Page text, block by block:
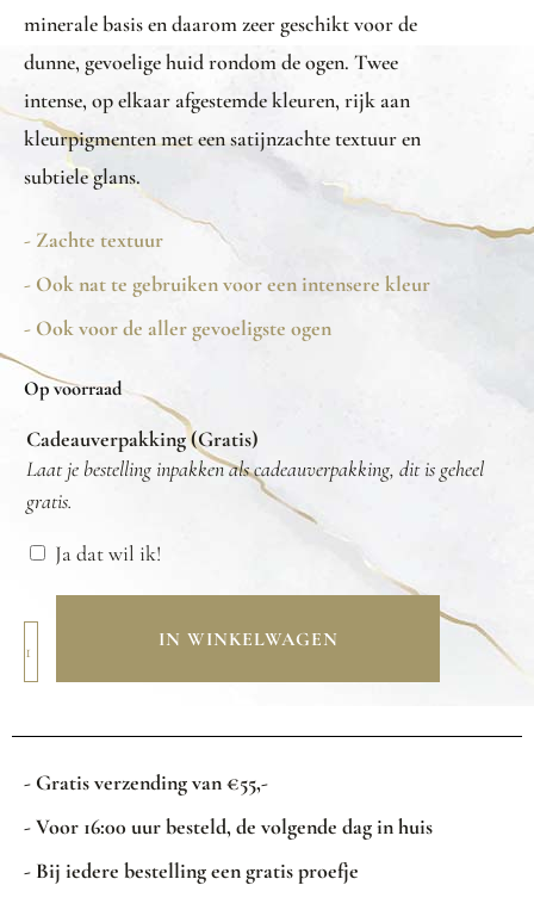
minerale basis en daarom zeer geschikt voor de
dunne, gevoelige huid rondom de ogen. Twee
intense, op elkaar afgestemde kleuren, rijk aan
kleurpigmenten met een satijnzachte textuur en
subtiele glans.
- Zachte textuur
- Ook nat te gebruiken voor een intensere kleur
- Ook voor de aller gevoeligste ogen
Op voorraad
Cadeauverpakking (Gratis)
Laat je bestelling inpakken als cadeauverpakking, dit is geheel
gratis.
Ja dat wil ik!
IN WINKELWAGEN
- Gratis verzending van €55,-
- Voor 16:00 uur besteld, de volgende dag in huis
- Bij iedere bestelling een gratis proefje